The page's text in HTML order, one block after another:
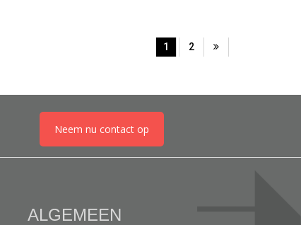
1 2
Neem nu contact op
ALGEMEEN